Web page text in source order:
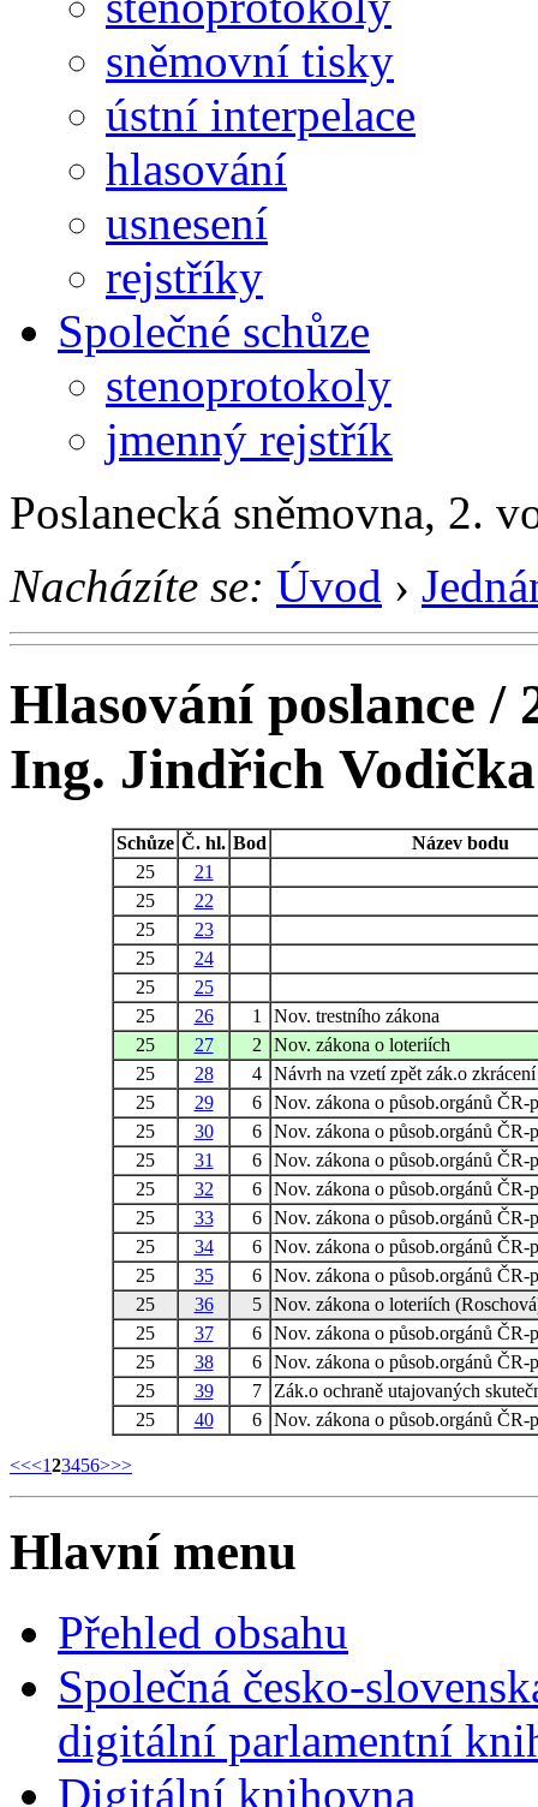
sněmovní tisky
ústní interpelace
hlasování
usnesení
rejstříky
Společné schůze
stenoprotokoly
jmenný rejstřík
Poslanecká sněmovna, 2.
Nacházíte se: Úvod ›
Hlasování poslance /
Ing. Jindřich Vodička
Schůze Č. hl. Bod
Název bodu
25
21
25
22
25
23
25
24
25
25
25
26 1
Nov. trestního zákona
25
27 2
Nov. zákona o loteriích
25
28 4 Návrh na vzetí zpět zák.o
25
29 6 Nov. zákona o působ.orgánů ČR-
25
30 6 Nov. zákona o působ.orgánů ČR-
25
31 6 Nov. zákona o působ.orgánů ČR-
25
32 6 Nov. zákona o působ.orgánů ČR-
25
33 6 Nov. zákona o působ.orgánů ČR-
25
34 6 Nov. zákona o působ.orgánů ČR-
25
35 6 Nov. zákona o působ.orgánů ČR-
25
36 5 Nov. zákona o loteriích
25
37 6 Nov. zákona o působ.orgánů ČR-
25
38 6 Nov. zákona o působ.orgánů ČR-
25
39 7
Zák.o ochraně utajovaných
25
40 6 Nov. zákona o působ.orgánů ČR-
<<<123456>>>
Hlavní menu
Přehled obsahu
Společná česko-
digitální parlamentní
Digitální knihovna